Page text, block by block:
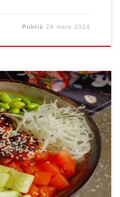
Publié29 mars 2024
alimentation saine
de trouver des
praticité et
avec un peu
est possible de
nourrissent le corps